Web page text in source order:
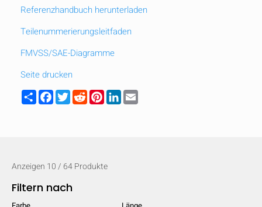
Referenzhandbuch herunterladen
Teilenummerierungsleitfaden
FMVSS/SAE-Diagramme
Seite drucken
ShareFacebook
TwitterRedditPinterest
LinkedIn
Anzeigen 10/ 64Produkte
Filtern nach